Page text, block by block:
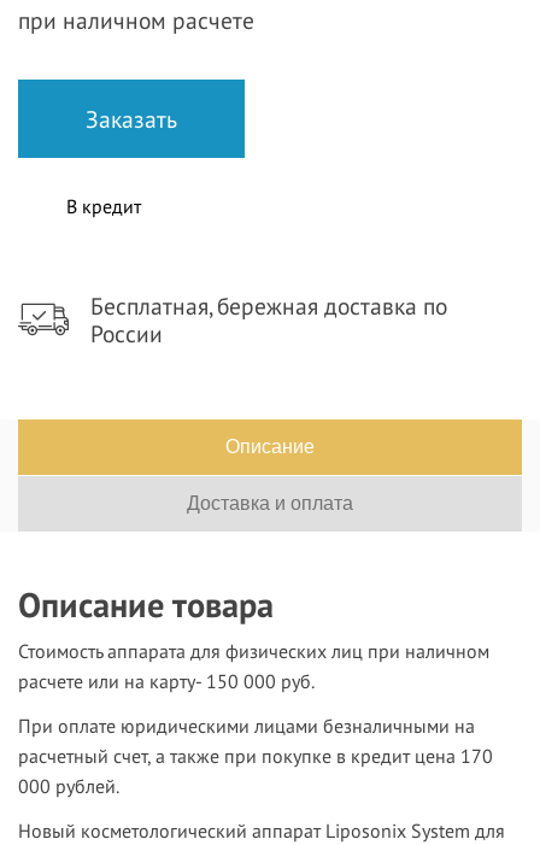
при наличном расчете
В кредит
Бесплатная, бережная доставка по
России
Описание
Доставка и оплата
Описание товара
Стоимость аппарата для физических лиц при наличном
расчете или на карту- 150 000 руб.
При оплате юридическими лицами безналичными на
расчетный счет, а также при покупке в кредит цена 170
000 рублей.
Новый косметологический аппарат Liposonix System для